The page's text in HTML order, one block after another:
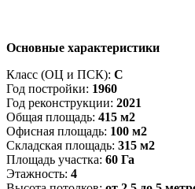
Основные характеристики
Класс (ОЦ и ПСК): C
Год постройки: 1960
Год реконструкции: 2021
Общая площадь: 415 м2
Офисная площадь: 100 м2
Складская площадь: 315 м2
Площадь участка: 60 Га
Этажность: 4